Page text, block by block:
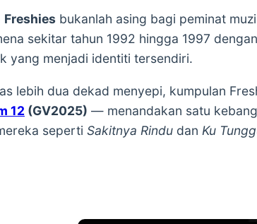
Freshies bukanlah asing bagi peminat
sekitar tahun 1992 hingga 1997
yang menjadi identiti tersendiri.
lebih dua dekad menyepi, kumpulan
12 (GV2025) — menandakan satu
seperti Sakitnya Rindu dan Ku